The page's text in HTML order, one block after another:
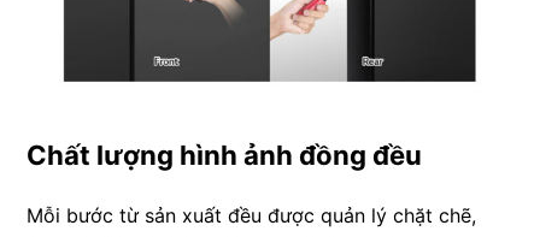
Chất lượng hình ảnh đồng đều
Mỗi bước từ sản xuất đều được quản lý chặt chẽ,